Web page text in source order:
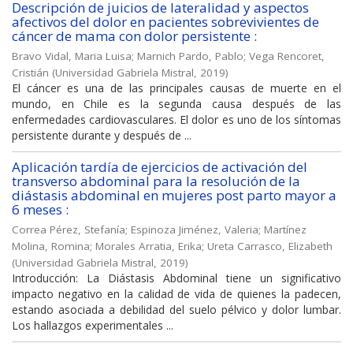
Descripción de juicios de lateralidad y aspectos
afectivos del dolor en pacientes sobrevivientes de
cáncer de mama con dolor persistente :
Bravo Vidal, Maria Luisa; Marnich Pardo, Pablo; Vega Rencoret,
Cristián (Universidad Gabriela Mistral, 2019)
El cáncer es una de las principales causas de muerte en el
mundo, en Chile es la segunda causa después de las
enfermedades cardiovasculares. El dolor es uno de los síntomas
persistente durante y después de ...
Aplicación tardía de ejercicios de activación del
transverso abdominal para la resolución de la
diástasis abdominal en mujeres post parto mayor a
6 meses :
Correa Pérez, Stefanía; Espinoza Jiménez, Valeria; Martínez
Molina, Romina; Morales Arratia, Erika; Ureta Carrasco, Elizabeth
(Universidad Gabriela Mistral, 2019)
Introducción: La Diástasis Abdominal tiene un significativo
impacto negativo en la calidad de vida de quienes la padecen,
estando asociada a debilidad del suelo pélvico y dolor lumbar.
Los hallazgos experimentales ...